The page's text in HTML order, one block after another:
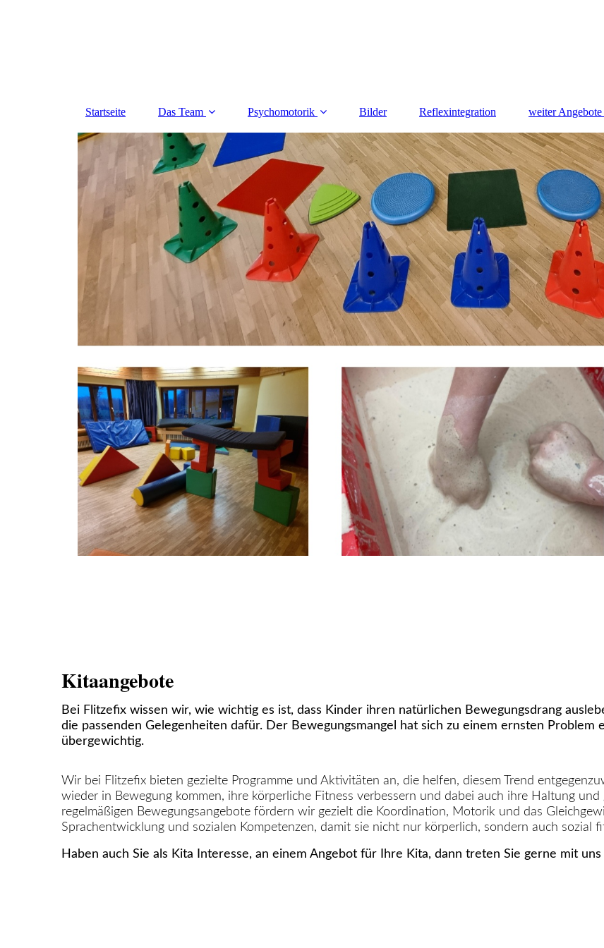
Startseite Das Team Psychomotorik Bilder Reflexintegration weiter Angebote
Kitaangebote
Bei Flitzefix wissen wir, wie wichtig es ist, dass Kinder ihren natürlichen Bewegungsdrang
die passenden Gelegenheiten dafür. Der Bewegungsmangel hat sich zu einem ernsten
übergewichtig.
Wir bei Flitzefix bieten gezielte Programme und Aktivitäten an, die helfen, diesem Trend
wieder in Bewegung kommen, ihre körperliche Fitness verbessern und dabei auch ihre Haltung
regelmäßigen Bewegungsangebote fördern wir gezielt die Koordination, Motorik und das
Sprachentwicklung und sozialen Kompetenzen, damit sie nicht nur körperlich, sondern auch sozial
Haben auch Sie als Kita Interesse, an einem Angebot für Ihre Kita, dann treten Sie gerne mit